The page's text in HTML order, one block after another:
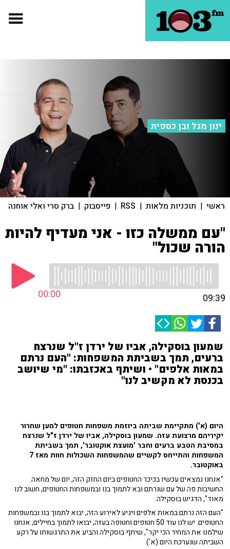
ינון מגל ובן כספית
ראשי | תוכניות מלאות |
RSS
| פייסבוק | ברק סרי ואלי אוחנה
"עם ממשלה כזו - אני מעדיף להיות
הורה שכול"
00:00 09:39
שמעון בוסקילה, אביו של ירדן ז"ל שנרצח
ברעים, תמך בשביתת המשפחות: "העם נרתם
במאות אלפים" • ושיתף באכזבתו: "מי שיושב
בכנסת לא מקשיב לנו"
היום (א') מתקיימת שביתה ביוזמת משפחות חטופים למען שחרור
יקיריהם מרצועת עזה. שמעון בוסקילה, אביו של ירדן ז"ל שנרצח
במסיבת הטבע ברעים וחבר 'מועצת אוקטובר', תמך בשביתת
המשפחות והתייחס לקשיים שהמשפחות השכולות חוות מאז 7
באוקטובר.
"אנחנו נמצאים עכשיו בכיכר החטופים ביום החזק הזה, יום של מחאה.
החשיבות פה של עם שנרתם ובא לתמוך בנו ובמשפחות החטופים, חשוב לנו
מאוד", הדגיש בוסקילה.
"העם הזה נרתם במאות אלפים ויגיע לאירוע הזה, יבוא לתמוך בנו ובמשפחות
החטופים. יש לנו עוד 50 חטופים וחטופה בעזה, יבואו לתמוך בחיילים, אנחנו
שילמנו את המחיר הכי יקר", שיתף בוסקילה והביע את התרגשותו על רקע
השביתה שנערכת היום (א').